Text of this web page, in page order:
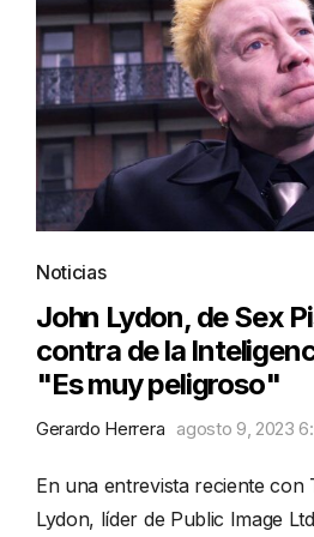
Noticias
John Lydon, de Sex
contra de la
"Es muy peligroso"
Gerardo Herrera agosto 9, 2023
En una entrevista reciente con
Lydon, líder de Public Image